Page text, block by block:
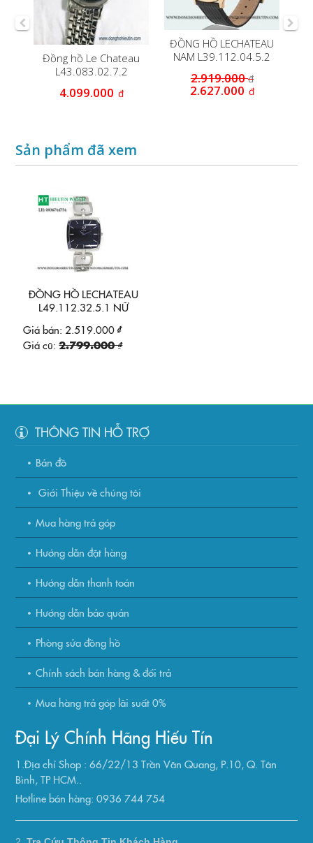
Đồng hồ Le Chateau
L43.083.02.7.2
4.099.000 đ
ĐỒNG HỒ LECHATEAU
NAM L39.112.04.5.2
2.919.000đ
2.627.000 đ
Sản phẩm đã xem
ĐỒNG HỒ LECHATEAU
L49.112.32.5.1 NỮ
Giá bán: 2.519.000 ₫
Giá cũ: 2.799.000 ₫
THÔNG TIN HỖ TRỢ
Bản đồ
Giới Thiệu về chúng tôi
Mua hàng trả góp
Hướng dẫn đặt hàng
Hướng dẫn thanh toán
Hướng dẫn bảo quản
Phòng sửa đồng hồ
Chính sách bán hàng & đổi trả
Mua hàng trả góp lãi suất 0%
Đại Lý Chính Hãng Hiếu Tín
1.Địa chỉ Shop : 66/22/13 Trần Văn Quang, P.10, Q. Tân
Bình, TP HCM..
Hotline bán hàng: 0936 744 754